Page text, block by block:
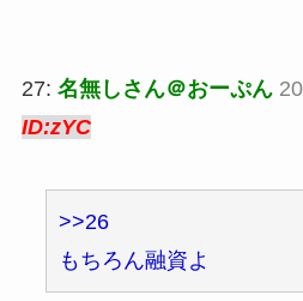
27: 名無しさん＠おーぷん
ID:zYC
>>26
もちろん融資よ